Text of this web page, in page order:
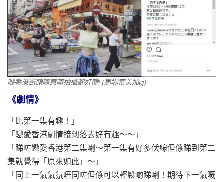
喺香港街頭隨意嘅拍攝都好靚! (馬場富美加ig)
《劇情》
「比第一集有趣！」
「戀愛香港劇情接到落去好有趣～～」
「睇咗戀愛香港第二集喇～第一集有好多伏線但係睇到第二
集就覺得「原來如此」～」
「同上一氣氣氛唔同咗但係可以輕鬆啲睇喇！期待下一氣嘅